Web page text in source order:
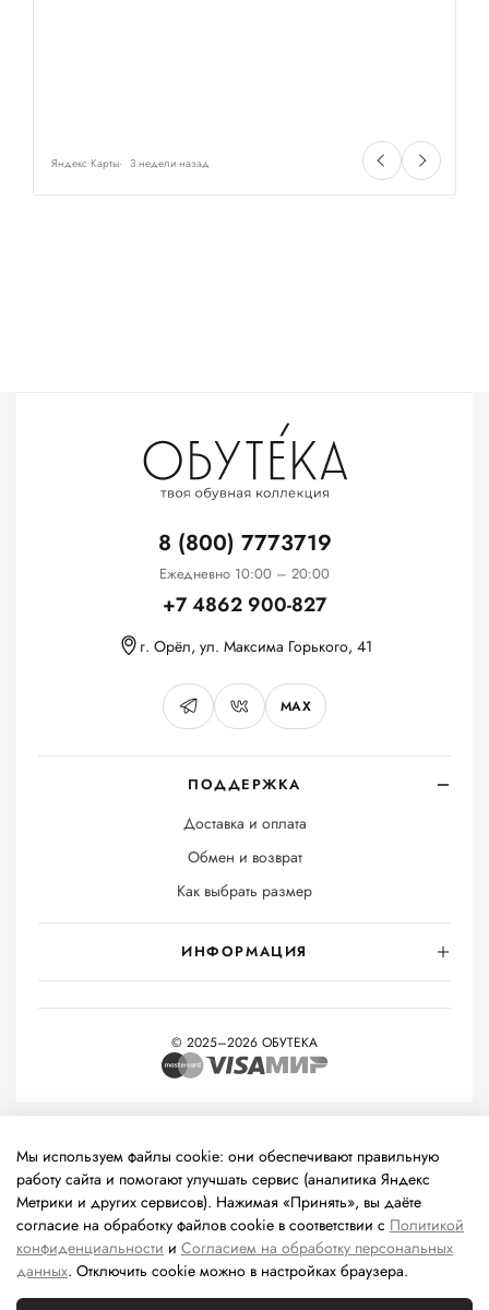
Яндекс Карты 3 недели назад
ПОДДЕРЖКА
Доставка и оплата
Обмен и возврат
Как выбрать размер
ИНФОРМАЦИЯ
8 (800) 7773719
Ежедневно 10:00 – 20:00
+7 4862 900-827
г. Орёл, ул. Максима Горького, 41
MAX
© 2025–2026 ОБУТЕКА
технологии
(информационные технологии предоставления
информации на основе сбора, систематизации и анализа
сведений, относящихся к предпочтениям пользователей сети
«Интернет», находящихся на территории Российской
Федерации).
Мы используем файлы cookie: они обеспечивают правильную
работу сайта и помогают улучшать сервис (аналитика Яндекс
Метрики и других сервисов). Нажимая «Принять», вы даёте
согласие на обработку файлов cookie в соответствии с Политикой
конфиденциальности и Согласием на обработку персональных
данных. Отключить cookie можно в настройках браузера.